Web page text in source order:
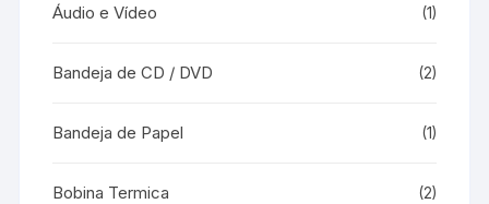
Áudio e Vídeo (1)
Bandeja de CD / DVD (2)
Bandeja de Papel (1)
Bobina Termica (2)